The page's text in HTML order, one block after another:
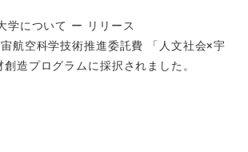
学について
リリース
航空科学技術推進委託費 「人文社会×宇
造プログラムに採択されました。